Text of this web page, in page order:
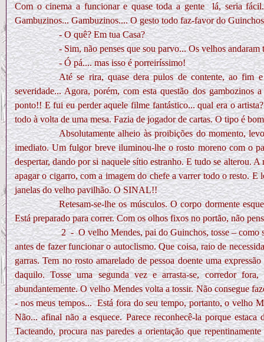
Com o cinema a funcionar e quase toda a gente
lá, seria
Gambuzinos... Gambuzinos.... O gesto todo faz-favor do
- O quê? Em tua Casa?
- Sim, não penses que sou parvo... Os velhos
- Ó pá.... mas isso é porreiríssimo!
Até se rira, quase dera pulos de contente, ao fim
severidade... Agora, porém, com esta questão dos
ponto!! E fui eu perder aquele filme fantástico... qual era o
todo à volta de uma mesa. Fazia de jogador de cartas. O tipo é
Absolutamente alheio às proibições do momento,
imediato. Um fulgor breve iluminou-lhe o rosto moreno com o
despertar, dando por si naquele sítio estranho. E tudo se alterou.
apagar o cigarro, com a imagem do chefe a varrer todo o resto.
janelas do velho pavilhão. O SINAL!!
Retesam-se-lhe os músculos. O corpo dormente
Está preparado para correr. Com os olhos fixos no portão, não
2 - O velho Mendes, pai do Guinchos, tosse – como
antes de fazer funcionar o autoclismo. Que coisa, raio de
garras. Tem no rosto amarelado de pessoa doente uma
daquilo. Tosse uma segunda vez e arrasta-se, corredor
abundantemente. O velho Mendes volta a tossir. Não consegue
- nos meus tempos... Está fora do seu tempo, portanto, o velho
Não... afinal não a esquece. Parece reconhecê-la porque
Tacteando, procura nas paredes a orientação que